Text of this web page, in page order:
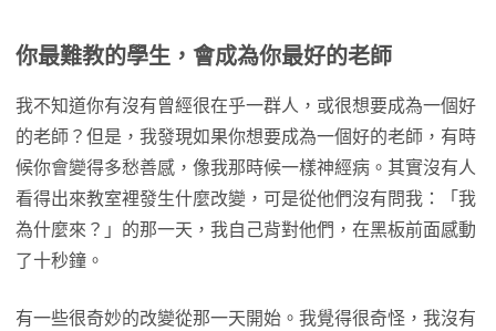
你最難教的學生，會成為你最好的老師
我不知道你有沒有曾經很在乎一群人，或很想要成為一個好
的老師？但是，我發現如果你想要成為一個好的老師，有時
候你會變得多愁善感，像我那時候一樣神經病。其實沒有人
看得出來教室裡發生什麼改變，可是從他們沒有問我：「我
為什麼來？」的那一天，我自己背對他們，在黑板前面感動
了十秒鐘。
有一些很奇妙的改變從那一天開始。我覺得很奇怪，我沒有